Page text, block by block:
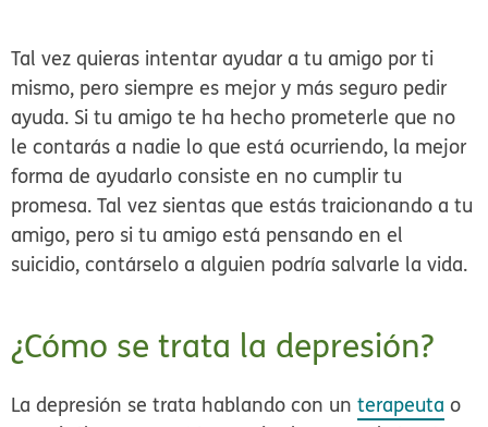
Tal vez quieras intentar ayudar a tu amigo por ti
mismo, pero siempre es mejor y más seguro pedir
ayuda. Si tu amigo te ha hecho prometerle que no
le contarás a nadie lo que está ocurriendo, la mejor
forma de ayudarlo consiste en no cumplir tu
promesa. Tal vez sientas que estás traicionando a tu
amigo, pero si tu amigo está pensando en el
suicidio, contárselo a alguien podría salvarle la vida.
¿Cómo se trata la depresión?
La depresión se trata hablando con unterapeuta o